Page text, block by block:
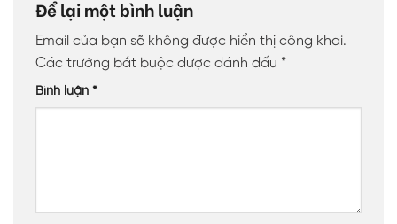
Để lại một bình luận
Email của bạn sẽ không được hiển thị công khai.
Các trường bắt buộc được đánh dấu *
Bình luận *